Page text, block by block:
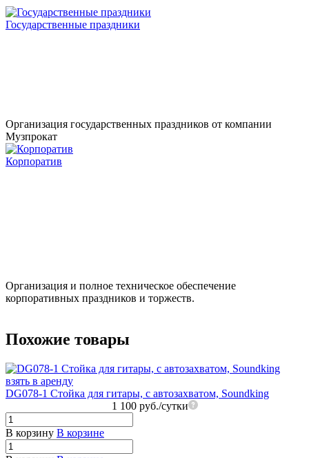
Государственные праздники
Организация государственных праздников от компании
Музпрокат
Корпоратив
Организация и полное техническое обеспечение
корпоративных праздников и торжеств.
Похожие товары
DG078-1 Стойка для гитары, с автозахватом, Soundking
1 100 руб./сутки
В корзину В корзине